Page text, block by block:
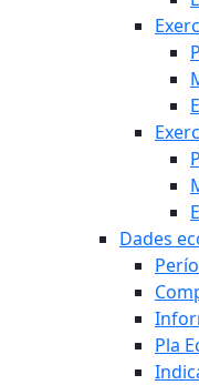
Dades
Pla